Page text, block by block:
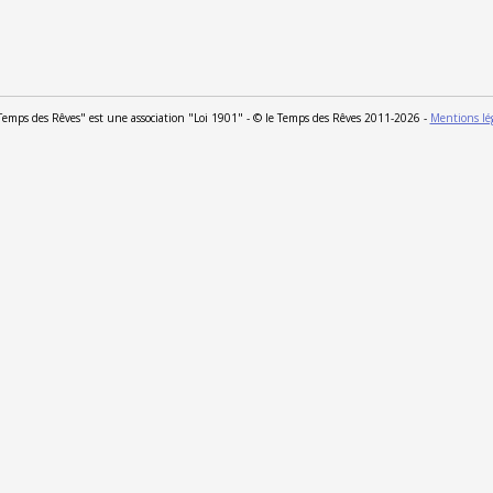
des Rêves" est une association "Loi 1901" - © le Temps des Rêves 2011-2026 - Mentions